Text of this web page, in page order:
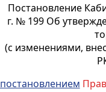
Постановление
г. № 199 Об
(с изменениями,
постановлением